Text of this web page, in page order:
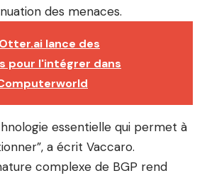
des menaces.
Otter.ai lance des
pour l'intégrer dans
essentielle qui permet à
a écrit Vaccaro.
complexe de BGP rend